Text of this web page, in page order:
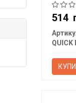
514
QUICK